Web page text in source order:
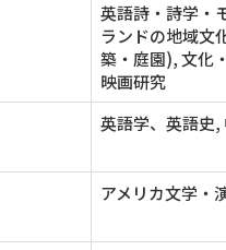
英語詩・詩学・
ランドの地域文
築・庭園), 文化
映画研究
英語学、英語史,
アメリカ文学・